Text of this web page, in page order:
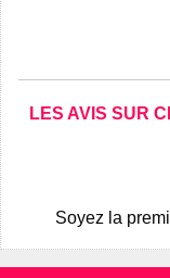
LES AVIS SUR
Soyez la